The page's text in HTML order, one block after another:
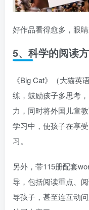
好作品看得愈多，眼
5、科学的阅读
《Big Cat》（大猫英
练，鼓励孩子多思考
力，同时将外国儿童
学习中，使孩子在享
习。
另外，带115册配套
导，包括阅读重点、
导孩子，甚至连互动